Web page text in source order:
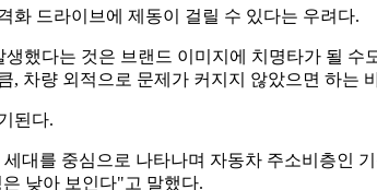
화 드라이브에 제동이 걸릴 수 있다는 우려다.
했다는 것은 브랜드 이미지에 치명타가 될
차량 외적으로 문제가 커지지 않았으면 하는
된다.
대를 중심으로 나타나며 자동차 주소비층인
낮아 보인다"고 말했다.